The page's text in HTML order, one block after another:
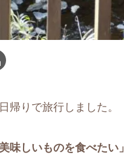
帰りで旅行しました。
味しいものを食べたい」